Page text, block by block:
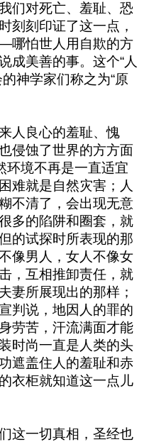
们对死亡、羞耻、恐
刻刻印证了这一点，
哪怕世人用自欺的方
成美善的事。这个“人
神学家们称之为“原
人良心的羞耻、愧
侵蚀了世界的方方面
环境不再是一直适宜
难就是自然灾害；人
不清了，会出现无意
多的陷阱和圈套，就
的试探时所表现的那
像男人，女人不像女
，互相推卸责任，就
妻所展现出的那样；
判说，地因人的罪的
劳苦，汗流满面才能
时尚一直是人类的头
遮盖住人的羞耻和赤
衣柜就知道这一点儿
这一切真相，圣经也